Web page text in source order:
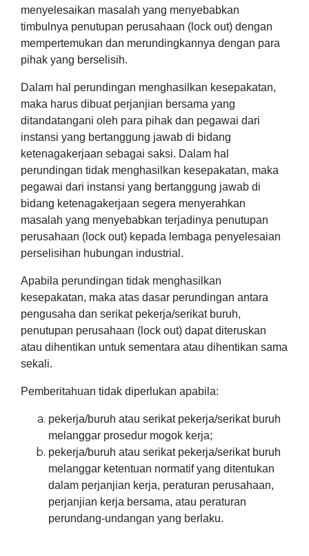
menyelesaikan masalah yang menyebabkan
timbulnya penutupan perusahaan (lock out) dengan
mempertemukan dan merundingkannya dengan para
pihak yang berselisih.
Dalam hal perundingan menghasilkan kesepakatan,
maka harus dibuat perjanjian bersama yang
ditandatangani oleh para pihak dan pegawai dari
instansi yang bertanggung jawab di bidang
ketenagakerjaan sebagai saksi. Dalam hal
perundingan tidak menghasilkan kesepakatan, maka
pegawai dari instansi yang bertanggung jawab di
bidang ketenagakerjaan segera menyerahkan
masalah yang menyebabkan terjadinya penutupan
perusahaan (lock out) kepada lembaga penyelesaian
perselisihan hubungan industrial.
Apabila perundingan tidak menghasilkan
kesepakatan, maka atas dasar perundingan antara
pengusaha dan serikat pekerja/serikat buruh,
penutupan perusahaan (lock out) dapat diteruskan
atau dihentikan untuk sementara atau dihentikan sama
sekali.
Pemberitahuan tidak diperlukan apabila:
pekerja/buruh atau serikat pekerja/serikat buruh
melanggar prosedur mogok kerja;
pekerja/buruh atau serikat pekerja/serikat buruh
melanggar ketentuan normatif yang ditentukan
dalam perjanjian kerja, peraturan perusahaan,
perjanjian kerja bersama, atau peraturan
perundang-undangan yang berlaku.